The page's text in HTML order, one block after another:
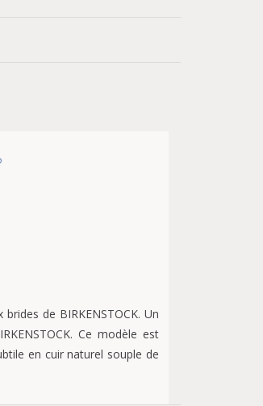
de BIRKENSTOCK. Un
Ce modèle est
en cuir naturel souple de